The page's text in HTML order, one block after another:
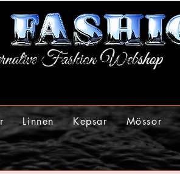
Linnen Kepsar Mössor